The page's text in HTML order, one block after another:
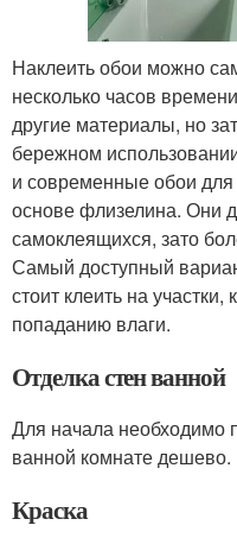
Наклеить обои можно
несколько часов
другие материалы, но
бережном
и современные обои
основе флизелина. Они
самоклеящихся, зато
Самый доступный
стоит клеить на
попаданию влаги.
Отделка стен ванной
Для начала необходимо
ванной комнате дешево.
Краска